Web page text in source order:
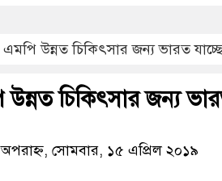
জনগণ পরিবর্তন চেয়েছে বলেই জুলাই
২৮ লাখ টাকার জাল নোটসহ
নেতৃত্ব ও গণতন্ত্রের মূর্তমান প্রতীক
অবৈধ বিদেশি পিস্তল, ম্যাগাজিন ও
উন্নত চিকিৎসার জন্য ভারত
চিকিৎসার জন্য
সোমবার, ১৫ এপ্রিল ২০১৯